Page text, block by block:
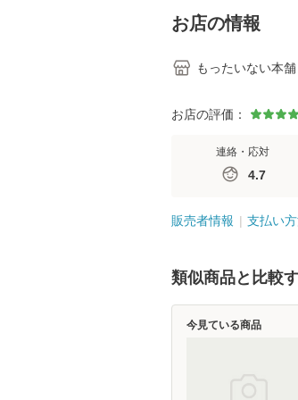
堂 [単行
お店の情報
もったいない本舗
お店の評価：
連絡・応対
4.7
販売者情報 支払い
類似商品と比較
今見ている商品